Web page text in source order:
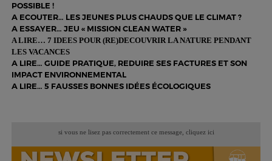
POSSIBLE !
A ECOUTER… LES JEUNES PLUS CHAUDS QUE LE CLIMAT ?
A ESSAYER… JEU « MISSION CLEAN WATER »
A LIRE… 7 IDEES POUR (RE)DECOUVRIR LA NATURE PENDANT
LES VACANCES
A LIRE… GUIDE PRATIQUE, REDUIRE SES FACTURES ET SON
IMPACT ENVIRONNEMENTAL
A LIRE… 5 FAUSSES BONNES IDÉES ÉCOLOGIQUES
si vous ne lisez pas correctement ce message, cliquez ici